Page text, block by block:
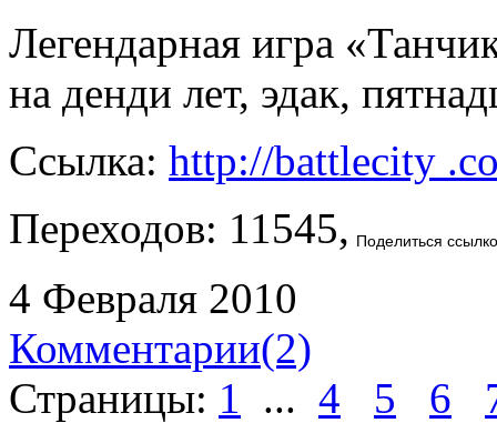
Легендарная игра
на денди лет, эдак,
Ссылка: http://battlecity
Переходов: 11545, Поделиться
4 Февраля 2010
Комментарии(2)
Страницы: 1 ... 4 5 6